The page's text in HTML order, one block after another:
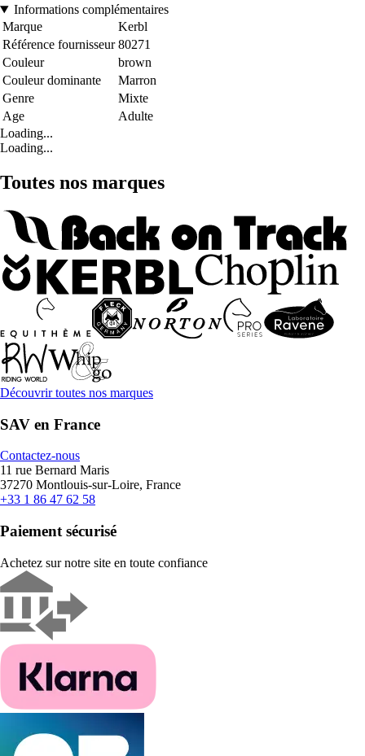
Informations complémentaires
Marque
Kerbl
Référence fournisseur 80271
Couleur
brown
Couleur dominante
Marron
Genre
Mixte
Age
Adulte
Loading...
Loading...
Toutes nos marques
Découvrir toutes nos marques
SAV en France
Contactez-nous
11 rue Bernard Maris
37270 Montlouis-sur-Loire, France
+33 1 86 47 62 58
Paiement sécurisé
Achetez sur notre site en toute confiance